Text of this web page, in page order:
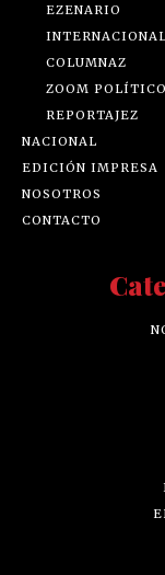
EZENARIO
INTERNACIONAL
COLUMNAZ
ZOOM POLÍTICO
REPORTAJEZ
NACIONAL
EDICIÓN IMPRESA
NOSOTROS
CONTACTO